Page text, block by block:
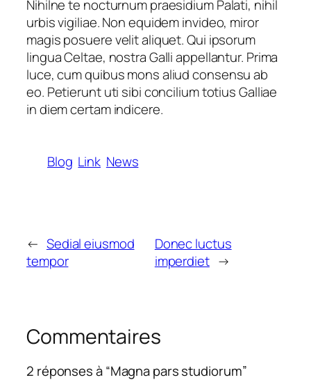
Nihilne te nocturnum praesidium Palati, nihil
urbis vigiliae. Non equidem invideo, miror
magis posuere velit aliquet. Qui ipsorum
lingua Celtae, nostra Galli appellantur. Prima
luce, cum quibus mons aliud consensu ab
eo. Petierunt uti sibi concilium totius Galliae
in diem certam indicere.
Blog Link News
← Sedial eiusmod
tempor
Donec luctus
imperdiet →
Commentaires
2 réponses à “Magna pars studiorum”